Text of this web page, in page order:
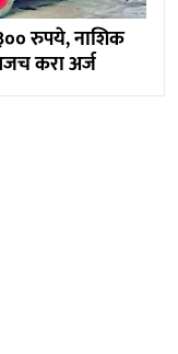
रुपये, नाशिक
करा अर्ज